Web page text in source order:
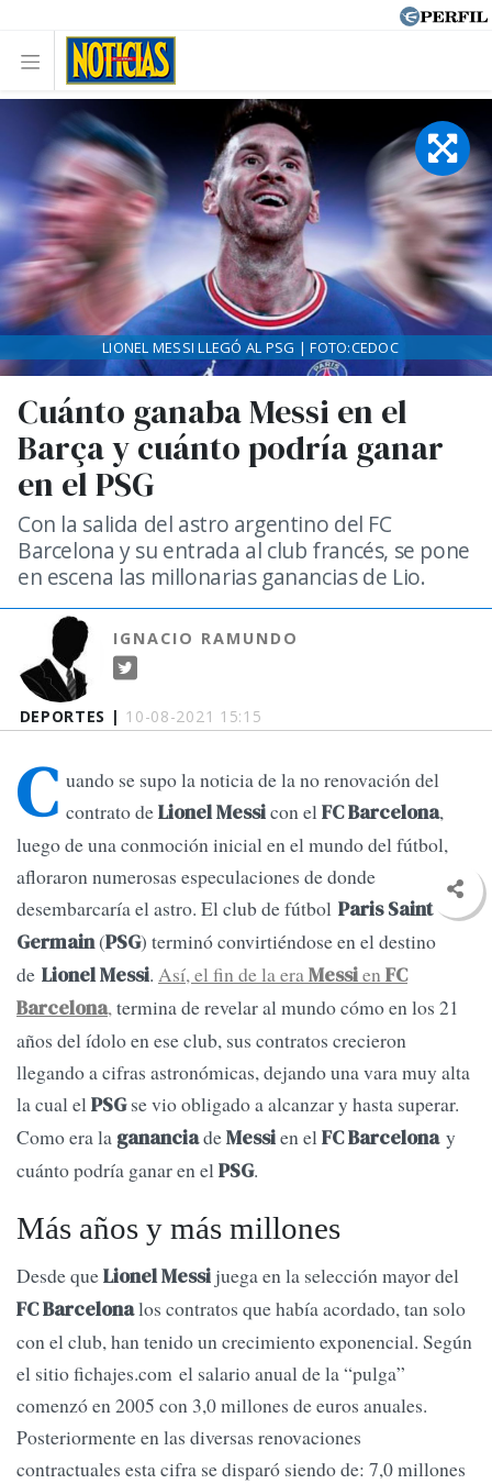
DEPORTES | 10-08-2021 15:15
Cuánto ganaba Messi en el
Barça y cuánto podría ganar
en el PSG
Con la salida del astro argentino del FC
Barcelona y su entrada al club francés, se pone
en escena las millonarias ganancias de Lio.
IGNACIO RAMUNDO
LIONEL MESSI LLEGÓ AL PSG | FOTO:CEDOC
C uando se supo la noticia de la no renovación del
contrato deLionel Messicon elFC Barcelona,
luego de una conmoción inicial en el mundo del fútbol,
afloraron numerosas especulaciones de donde
desembarcaría el astro. El club de fútbol Paris Saint
Germain(PSG) terminó convirtiéndose en el destino
de Lionel Messi. Así, el fin de la eraMessien FC
Barcelona,termina de revelar al mundo cómo en los 21
años del ídolo en ese club, sus contratos crecieron
llegando a cifras astronómicas, dejando una vara muy alta
la cual elPSGse vio obligado a alcanzar y hasta superar.
Como era la gananciadeMessien elFC Barcelonay
cuánto podría ganar en elPSG.
Más años y más millones
Desde queLionel Messi juega en la selección mayor del
FC Barcelonalos contratos que había acordado, tan solo
con el club, han tenido un crecimiento exponencial. Según
el sitio fichajes.com el salario anual de la “pulga”
comenzó en 2005 con 3,0 millones de euros anuales.
Posteriormente en las diversas renovaciones
contractuales esta cifra se disparó siendo de: 7,0 millones